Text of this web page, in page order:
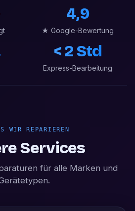
4,9
★ Google-Bewertung
< 2 Std
Express-Bearbeitung
WIR REPARIEREN
Services
für alle Marken und